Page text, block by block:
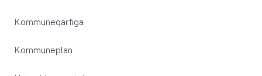
Kommuneqarfiga
Kommuneplan